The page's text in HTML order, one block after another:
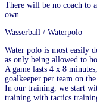
There will be no coach to
own.
Wasserball / Waterpolo
Water polo is most easily
as only being allowed to
A game lasts 4 x 8
goalkeeper per team on
In our training, we start
training with tactics